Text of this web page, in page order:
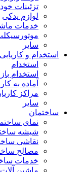
تزئینات
لوازم یدکی
خدمات
سایر
استخدام و کاریابی
استخدام
استخدام
آماده به کار
مراکز
سایر
ساختمان
نمای
شیشه
نقاشی
مصالح
خدمات